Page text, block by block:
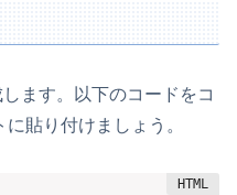
ます。以下のコードをコ
貼り付けましょう。